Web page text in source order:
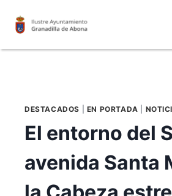
DESTACADOS EN PORTADA
El entorno del
avenida Santa